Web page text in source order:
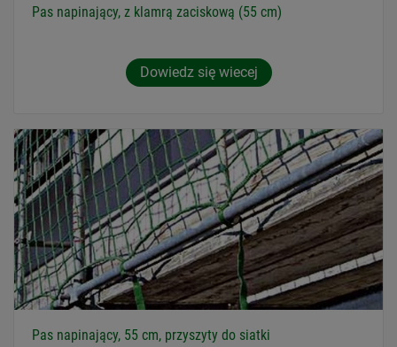
Pas napinający, z klamrą zaciskową (55 cm)
Dowiedz się wiecej
Pas napinający, 55 cm, przyszyty do siatki